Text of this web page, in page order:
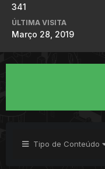
341
ÚLTIMA VISITA
Março 28, 2019
Tipo de Conteúdo